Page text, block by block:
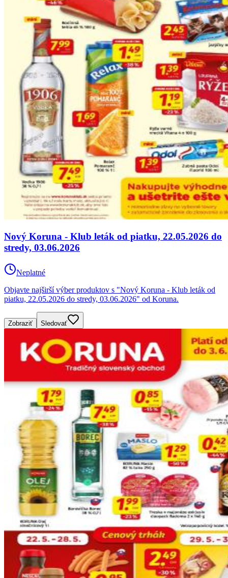
Nový Koruna - Klub leták od piatku, 22.05.2026 do
stredy, 03.06.2026
Neplatné
Objavte najširší výber produktov s "Nový Koruna - Klub leták od
piatku, 22.05.2026 do stredy, 03.06.2026" od Koruna.
Zobraziť Sledovať